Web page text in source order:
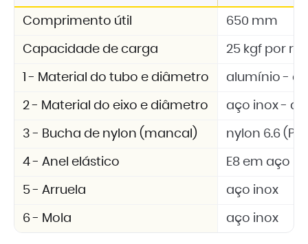
Comprimento útil 650 mm
Capacidade de carga 25 kgf por
1 - Material do tubo e diâmetro alumínio -
2 - Material do eixo e diâmetro aço inox -
3 - Bucha de nylon (mancal) nylon 6.6 (PA
4 - Anel elástico E8 em aço
5 - Arruela aço inox
6 - Mola aço inox